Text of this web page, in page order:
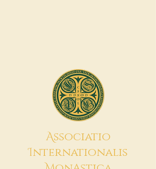
Associatio
Internationalis